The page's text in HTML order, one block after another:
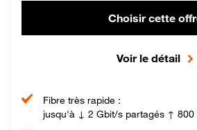
Choisir cette
Voir le détail
Fibre très rapide :
jusqu'à ↓ 2 Gbit/s partagés ↑ 800